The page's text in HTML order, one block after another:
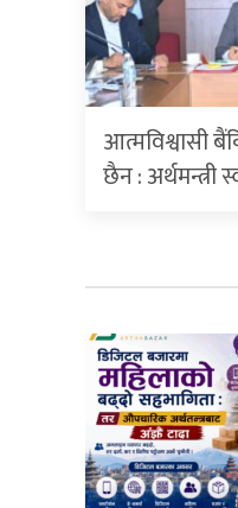
आत्मविश्वासी
छैन : अर्थमन्त्री